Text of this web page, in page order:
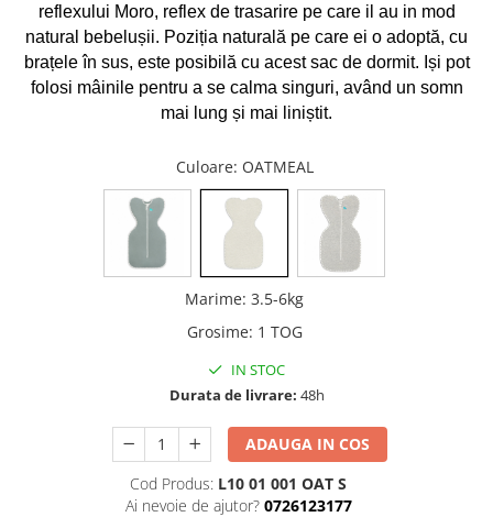
reflexului Moro, reflex de trasarire pe care il au in mod
natural bebelușii. Poziția naturală pe care ei o adoptă, cu
brațele în sus, este posibilă cu acest sac de dormit. Iși pot
folosi mâinile pentru a se calma singuri, având un somn
mai lung și mai liniștit.
Culoare: OATMEAL
Marime: 3.5-6kg
Grosime: 1 TOG
IN STOC
Durata de livrare: 48h
ADAUGA IN COS
Cod Produs: L10 01 001 OAT S
Ai nevoie de ajutor? 0726123177